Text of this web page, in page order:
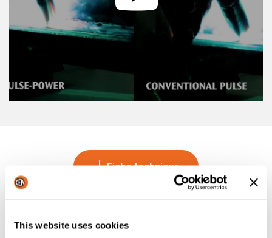
This website uses cookies
Fiche technique